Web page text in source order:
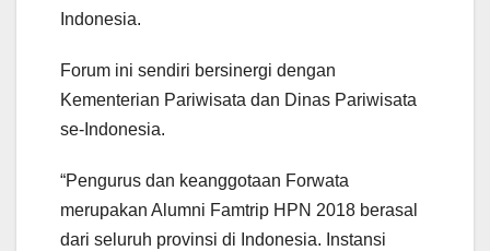
Indonesia.
Forum ini sendiri bersinergi dengan
Kementerian Pariwisata dan Dinas Pariwisata
se-Indonesia.
“Pengurus dan keanggotaan Forwata
merupakan Alumni Famtrip HPN 2018 berasal
dari seluruh provinsi di Indonesia. Instansi